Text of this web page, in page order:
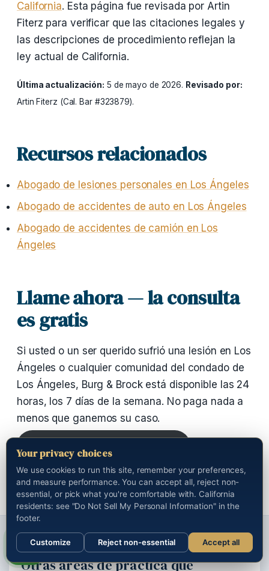
California. Esta página fue revisada por Artin
Fiterz para verificar que las citaciones legales y
las descripciones de procedimiento reflejan la
ley actual de California.
Última actualización: 5 de mayo de 2026. Revisado por:
Artin Fiterz (Cal. Bar #323879).
Recursos relacionados
Abogado de lesiones personales en Los Ángeles
Abogado de accidentes de auto en Los Ángeles
Abogado de accidentes de camión en Los
Ángeles
Llame ahora — la consulta
es gratis
Si usted o un ser querido sufrió una lesión en Los
Ángeles o cualquier comunidad del condado de
Los Ángeles, Burg & Brock está disponible las 24
horas, los 7 días de la semana. No paga nada a
menos que ganemos su caso.
Llame al (888) 528-8595
Otras áreas de práctica que
Your privacy choices
We use cookies to run this site, remember your preferences,
and measure performance. You can accept all, reject non-
essential, or pick what you're comfortable with. California
residents: see "Do Not Sell My Personal Information" in the
footer.
Customize Reject non-essential Accept all